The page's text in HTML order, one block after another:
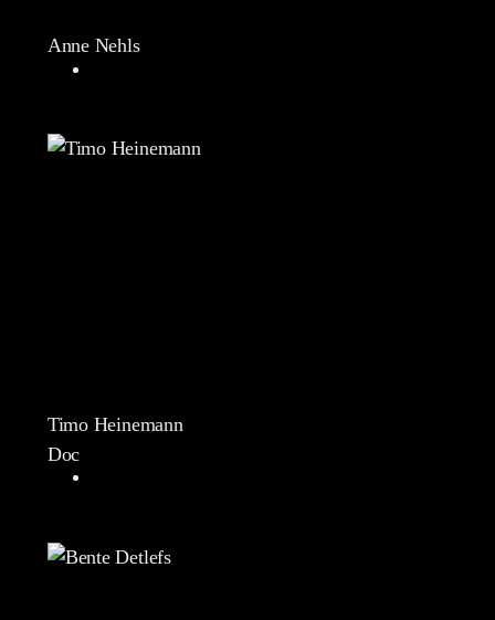
Anne Nehls
Timo Heinemann
Doc